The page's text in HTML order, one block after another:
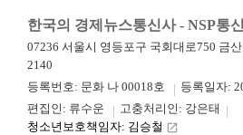
한국의 경제뉴스통신사 - NSP통신
07236 서울시 영등포구 국회대로750 금
2140
등록번호: 문화 나 00018호
등록일자:
편집인: 류수운
고충처리인: 강은태
청소년보호책임자: 김승철 launch